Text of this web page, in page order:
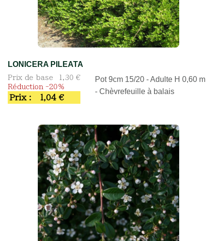
LONICERA PILEATA
Prix de base
1,30 €
Réduction -20%
Prix : 1,04 €
Pot 9cm 15/20 - Adulte H 0,60 m
- Chèvrefeuille à balais